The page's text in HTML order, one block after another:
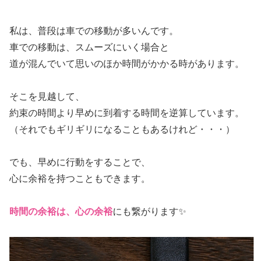
私は、普段は車での移動が多いんです。
車での移動は、スムーズにいく場合と
道が混んでいて思いのほか時間がかかる時があります。
そこを見越して、
約束の時間より早めに到着する時間を逆算しています。
（それでもギリギリになることもあるけれど・・・）
でも、早めに行動をすることで、
心に余裕を持つこともできます。
時間の余裕は、心の余裕にも繋がります✨